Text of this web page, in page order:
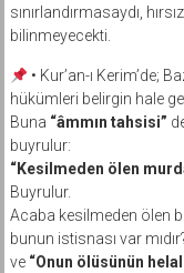
sınırlandırmasaydı,
bilinmeyecekti.
• Kur’an-ı Kerim’de;
hükümleri belirgin hale
Buna “âmmın tahsisi”
buyrulur:
“Kesilmeden ölen
Buyrulur.
Acaba kesilmeden ölen
bunun istisnası var
ve “Onun ölüsünün